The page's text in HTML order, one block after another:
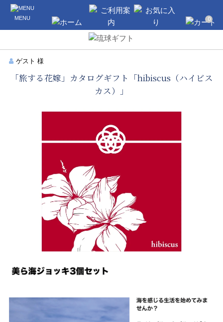
沖縄のギフト・引き出物の通販なら琉球
ギフト
ゲスト 様
「旅する花嫁」カタログギフト「hibiscus（ハイビス
カス）」
ご利用案内
0
MENU